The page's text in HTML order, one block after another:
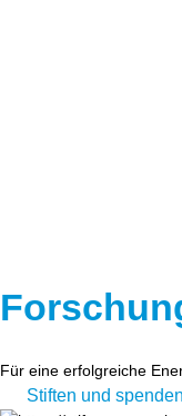
Für eine erfolgreiche
Stiften und spenden